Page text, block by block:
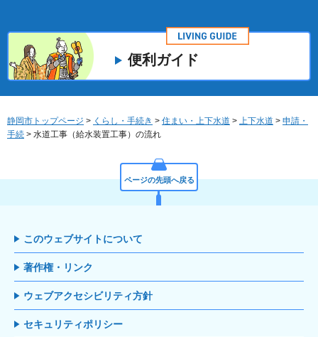
便利ガイド
静岡市トップページ > くらし・手続き > 住まい・上下水道 > 上下水道 > 申請・
手続 > 水道工事（給水装置工事）の流れ
ページの先頭へ戻る
このウェブサイトについて
著作権・リンク
ウェブアクセシビリティ方針
セキュリティポリシー